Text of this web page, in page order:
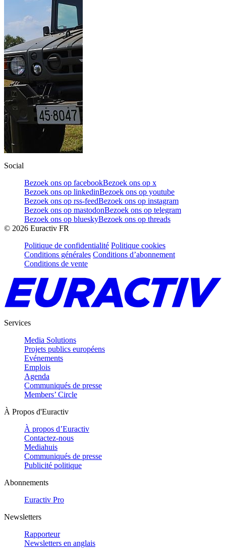
Social
Bezoek ons op facebookBezoek ons op x
Bezoek ons op linkedinBezoek ons op youtube
Bezoek ons op rss-feedBezoek ons op instagram
Bezoek ons op mastodonBezoek ons op telegram
Bezoek ons op blueskyBezoek ons op threads
© 2026 Euractiv FR
Politique de confidentialité Politique cookies
Conditions générales Conditions d’abonnement
Conditions de vente
Services
Media Solutions
Projets publics européens
Evénements
Emplois
Agenda
Communiqués de presse
Members’ Circle
À Propos d'Euractiv
À propos d’Euractiv
Contactez-nous
Mediahuis
Communiqués de presse
Publicité politique
Abonnements
Euractiv Pro
Newsletters
Rapporteur
Newsletters en anglais